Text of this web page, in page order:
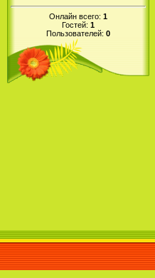
Онлайн всего: 1
Гостей: 1
Пользователей: 0